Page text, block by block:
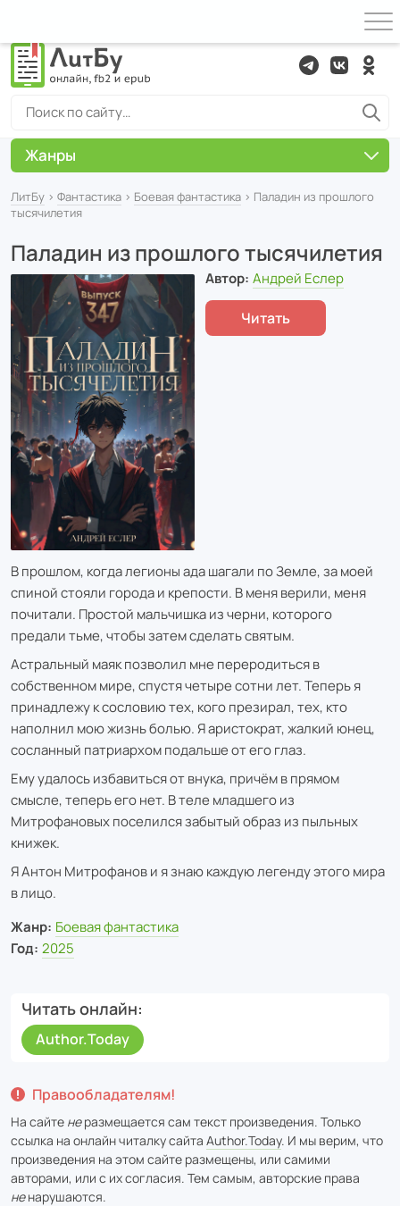
ЛитБу › Фантастика › Боевая фантастика › Паладин из прошлого
тысячилетия
Паладин из прошлого тысячилетия
Автор: Андрей Еслер
Читать
В прошлом, когда легионы ада шагали по Земле, за моей
спиной стояли города и крепости. В меня верили, меня
почитали. Простой мальчишка из черни, которого
предали тьме, чтобы затем сделать святым.
Астральный маяк позволил мне переродиться в
собственном мире, спустя четыре сотни лет. Теперь я
принадлежу к сословию тех, кого презирал, тех, кто
наполнил мою жизнь болью. Я аристократ, жалкий юнец,
сосланный патриархом подальше от его глаз.
Ему удалось избавиться от внука, причём в прямом
смысле, теперь его нет. В теле младшего из
Митрофановых поселился забытый образ из пыльных
книжек.
Я Антон Митрофанов и я знаю каждую легенду этого мира
в лицо.
Жанр: Боевая фантастика
Год: 2025
Читать онлайн
Author.Today
Правообладателям!
На сайте неразмещается сам текст произведения. Только
ссылка на онлайн читалку сайта Author.Today. И мы верим, что
произведения на этом сайте размещены, или самими
авторами, или с их согласия. Тем самым, авторские права
ненарушаются.
Жанры